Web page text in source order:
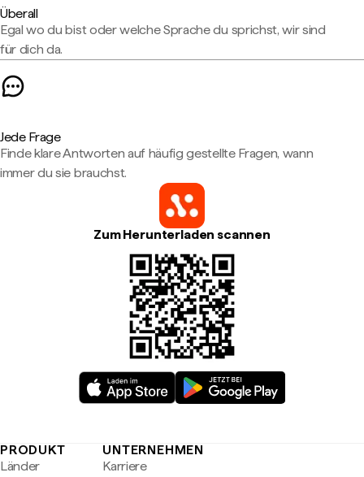
Überall
Egal wo du bist oder welche Sprache du sprichst, wir sind
für dich da.
Jede Frage
Finde klare Antworten auf häufig gestellte Fragen, wann
immer du sie brauchst.
Zum Herunterladen scannen
PRODUKT
Länder
UNTERNEHMEN
Karriere